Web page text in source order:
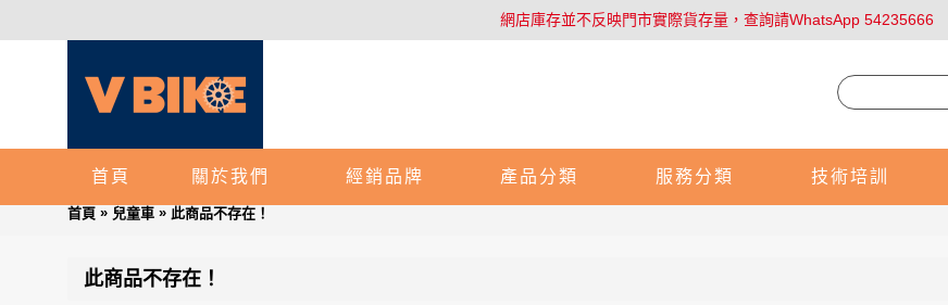
網店庫存並不反映門市實際貨存量，查詢請WhatsApp 54235666
首頁 關於我們 經銷品牌 產品分類 服務分類 技術培訓
首頁 » 兒童車 » 此商品不存在！
此商品不存在！